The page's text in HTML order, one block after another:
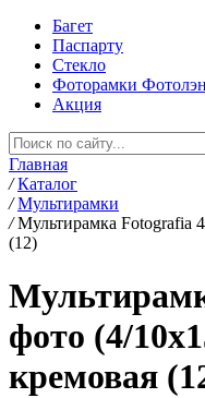
Багет
Паспарту
Стекло
Фоторамки
Акция
Главная
/ Каталог
/ Мультирамки
/ Мультирамка Fotografia
(12)
фото (4/
кремовая